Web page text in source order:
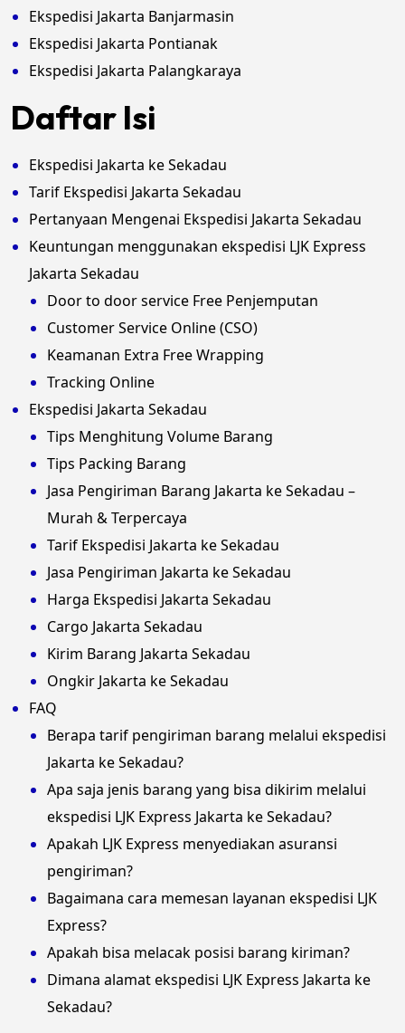
Ekspedisi Jakarta Banjarmasin
Ekspedisi Jakarta Pontianak
Ekspedisi Jakarta Palangkaraya
Daftar Isi
Ekspedisi Jakarta ke Sekadau
Tarif Ekspedisi Jakarta Sekadau
Pertanyaan Mengenai Ekspedisi Jakarta Sekadau
Keuntungan menggunakan ekspedisi LJK Express
Jakarta Sekadau
Door to door service Free Penjemputan
Customer Service Online (CSO)
Keamanan Extra Free Wrapping
Tracking Online
Ekspedisi Jakarta Sekadau
Tips Menghitung Volume Barang
Tips Packing Barang
Jasa Pengiriman Barang Jakarta ke Sekadau –
Murah & Terpercaya
Tarif Ekspedisi Jakarta ke Sekadau
Jasa Pengiriman Jakarta ke Sekadau
Harga Ekspedisi Jakarta Sekadau
Cargo Jakarta Sekadau
Kirim Barang Jakarta Sekadau
Ongkir Jakarta ke Sekadau
FAQ
Berapa tarif pengiriman barang melalui ekspedisi
Jakarta ke Sekadau?
Apa saja jenis barang yang bisa dikirim melalui
ekspedisi LJK Express Jakarta ke Sekadau?
Apakah LJK Express menyediakan asuransi
pengiriman?
Bagaimana cara memesan layanan ekspedisi LJK
Express?
Apakah bisa melacak posisi barang kiriman?
Dimana alamat ekspedisi LJK Express Jakarta ke
Sekadau?